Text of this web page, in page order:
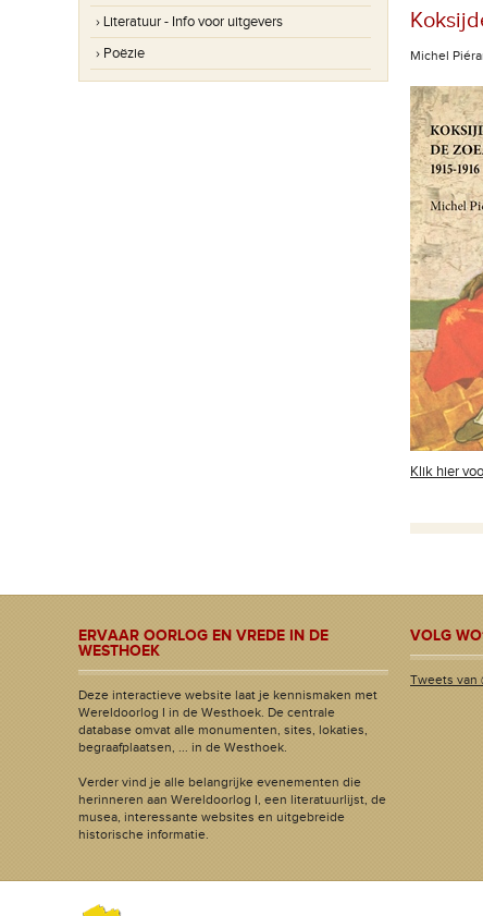
› Literatuur - Info voor uitgevers
› Poëzie
Michel
Klik hier
ERVAAR OORLOG EN VREDE IN DE
WESTHOEK
Deze interactieve website laat je kennismaken met
Wereldoorlog I in de Westhoek. De centrale
database omvat alle monumenten, sites, lokaties,
begraafplaatsen, ... in de Westhoek.
Verder vind je alle belangrijke evenementen die
herinneren aan Wereldoorlog I, een literatuurlijst, de
musea, interessante websites en uitgebreide
historische informatie.
VOLG
Tweets van